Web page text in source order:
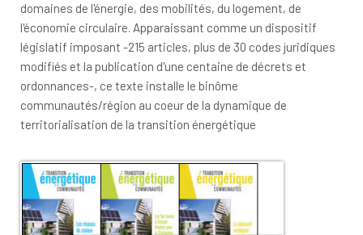
domaines de l'énergie, des mobilités, du logement, de
l'économie circulaire. Apparaissant comme un dispositif
législatif imposant -215 articles, plus de 30 codes juridiques
modifiés et la publication d'une centaine de décrets et
ordonnances-, ce texte installe le binôme
communautés/région au coeur de la dynamique de
territorialisation de la transition énergétique